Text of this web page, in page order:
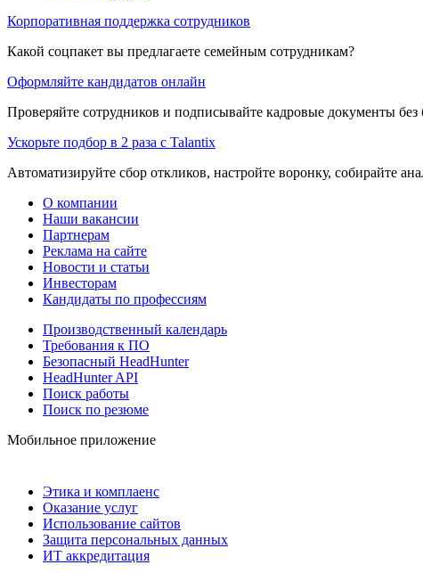
Корпоративная поддержка сотрудников
Какой соцпакет вы предлагаете семейным сотрудникам?
Оформляйте кандидатов онлайн
Проверяйте сотрудников и подписывайте кадровые документы
Ускорьте подбор в 2 раза с Talantix
Автоматизируйте сбор откликов, настройте воронку, собирайте
О компании
Наши вакансии
Партнерам
Реклама на сайте
Новости и статьи
Инвесторам
Кандидаты по профессиям
Производственный календарь
Требования к ПО
Безопасный HeadHunter
HeadHunter API
Поиск работы
Поиск по резюме
Мобильное приложение
Этика и комплаенс
Оказание услуг
Использование сайтов
Защита персональных данных
ИТ аккредитация